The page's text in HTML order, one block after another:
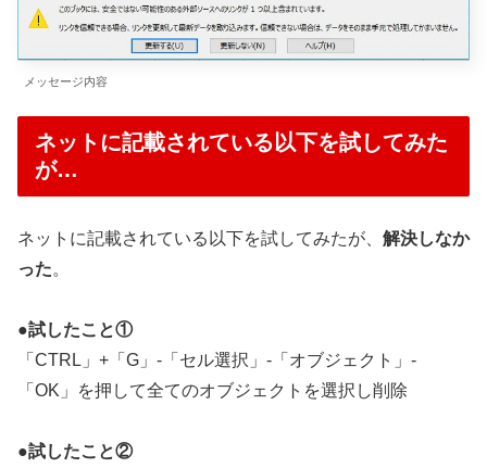
メッセージ内容
ネットに記載されている以下を試してみた
が…
ネットに記載されている以下を試してみたが、 解決しなか
った。
●試したこと①
「CTRL」+「G」-「セル選択」-「オブジェクト」-
「OK」を押して全てのオブジェクトを選択し削除
●試したこと②